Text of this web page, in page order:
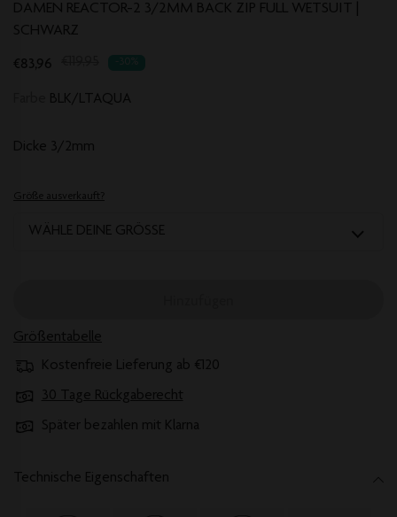
DAMEN REACTOR-2 3/2MM BACK ZIP FULL WETSUIT |
SCHWARZ
€83,96
Translation
de.products.product.regular_price
BLK/LTAQUA
Dicke 3/2mm
Größe ausverkauft?
WÄHLE DEINE GRÖSSE
Größentabelle
Kostenfreie Lieferung ab €120
30 Tage Rückgaberecht
Später bezahlen mit Klarna
Technische Eigenschaften